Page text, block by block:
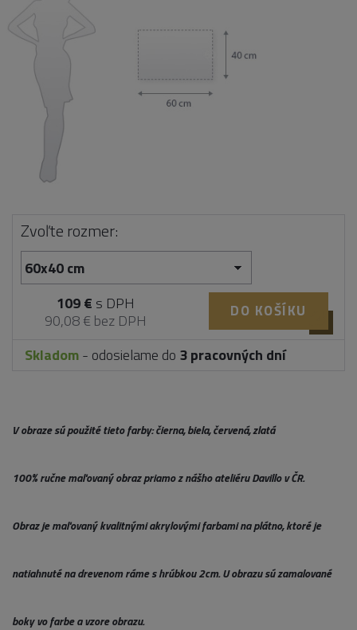
Zvoľte rozmer:
109 € s DPH
90,08 € bez DPH
DO KOŠÍKU
Skladom- odosielame do 3 pracovných dní
V obraze sú použité tieto farby: čierna, biela, červená, zlatá
100% ručne maľovaný obraz priamo z nášho ateliéru Davillo v ČR.
Obraz je maľovaný kvalitnými akrylovými farbami na plátno, ktoré je
natiahnuté na drevenom ráme s hrúbkou 2cm. U obrazu sú zamalované
boky vo farbe a vzore obrazu.